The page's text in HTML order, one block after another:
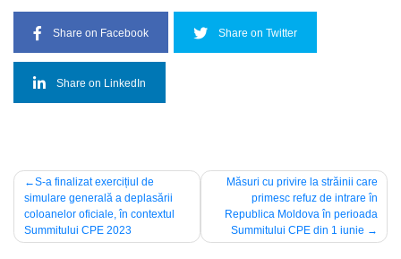
Share on Facebook Share on Twitter
Share on LinkedIn
Navigare
în
articole
S-a finalizat exercițiul de
simulare generală a deplasării
coloanelor oficiale, în contextul
Summitului CPE 2023
Măsuri cu privire la străinii care
primesc refuz de intrare în
Republica Moldova în perioada
Summitului CPE din 1 iunie